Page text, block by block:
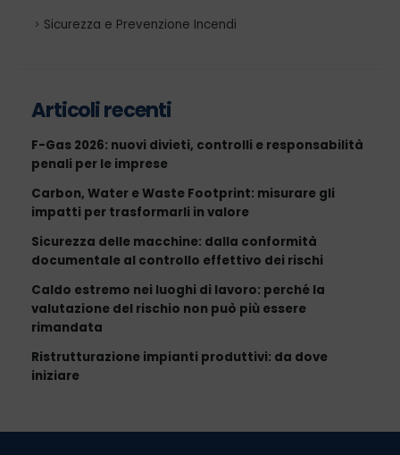
Sicurezza e Prevenzione Incendi
Articoli recenti
F-Gas 2026: nuovi divieti, controlli e responsabilità
penali per le imprese
Carbon, Water e Waste Footprint: misurare gli
impatti per trasformarli in valore
Sicurezza delle macchine: dalla conformità
documentale al controllo effettivo dei rischi
Caldo estremo nei luoghi di lavoro: perché la
valutazione del rischio non può più essere
rimandata
Ristrutturazione impianti produttivi: da dove
iniziare